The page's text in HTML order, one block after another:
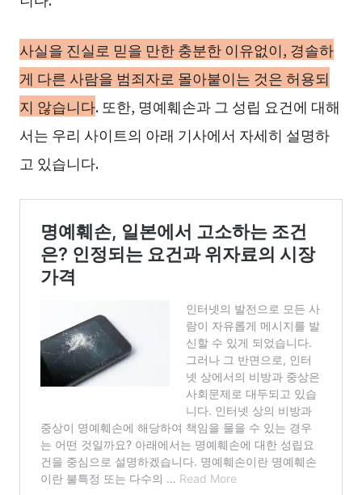
사실을 진실로 믿을 만한 충분한 이유없이, 경솔하
게 다른 사람을 범죄자로 몰아붙이는 것은 허용되
지 않습니다. 또한, 명예훼손과 그 성립 요건에 대해
서는 우리 사이트의 아래 기사에서 자세히 설명하
고 있습니다.